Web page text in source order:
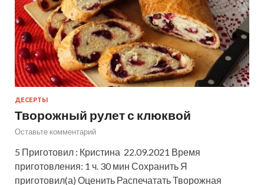
ДЕСЕРТЫ
Творожный рулет с клюквой
Оставьте комментарий
5 Приготовил : Кристина 22.09.2021 Время
приготовления: 1 ч. 30 мин Сохранить Я
приготовил(а) Оценить Распечатать Творожная